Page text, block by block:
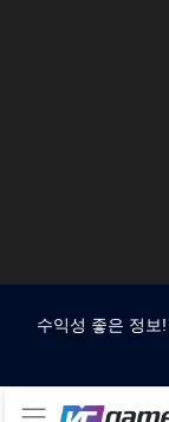
수익성 좋은 정보!